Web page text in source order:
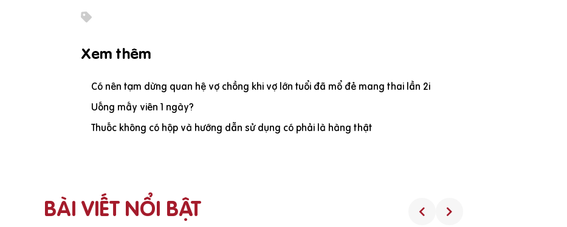
Xem thêm
Có nên tạm dừng quan hệ vợ chồng khi vợ lớn tuổi đã mổ đẻ mang thai lần 2i
Uống mấy viên 1 ngày?
Thuốc không có hộp và hướng dẫn sử dụng có phải là hàng thật
BÀI VIẾT NỔI BẬT